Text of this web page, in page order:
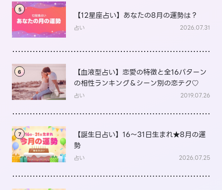
5
【12星座占い】あなたの8月の運勢は？
占い 2026.07.31
6
【血液型占い】恋愛の特徴と全16パターン
の相性ランキング＆シーン別の恋テク♡
占い 2019.07.26
7
【誕生日占い】16～31日生まれ★8月の運
勢
占い 2026.07.25